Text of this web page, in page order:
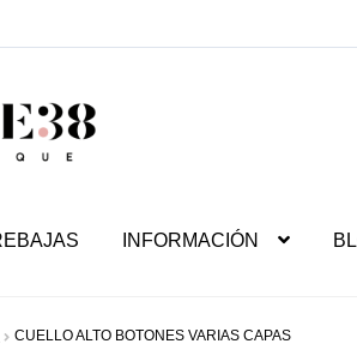
INFORMACIÓN
CUELLO ALTO BOTONES VARIAS CAPAS